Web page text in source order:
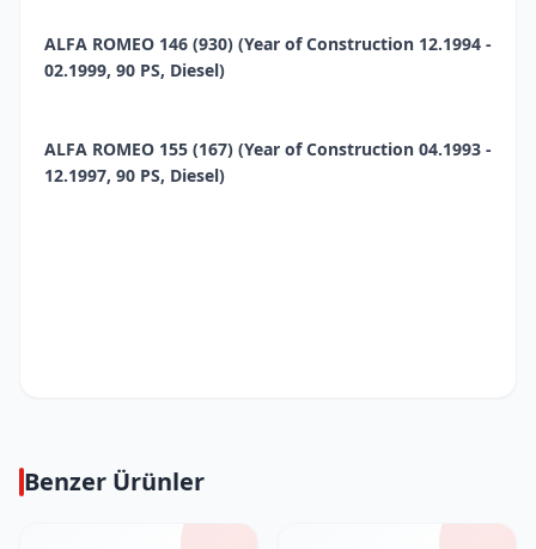
ALFA ROMEO 146 (930) (Year of Construction 12.1994 -
02.1999, 90 PS, Diesel)
ALFA ROMEO 155 (167) (Year of Construction 04.1993 -
12.1997, 90 PS, Diesel)
Benzer Ürünler